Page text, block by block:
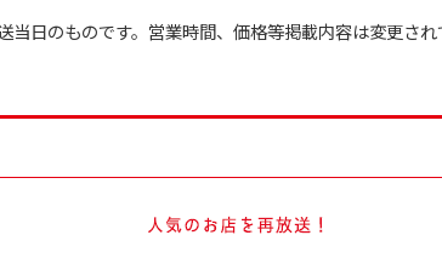
当日のものです。営業時間、価格等掲載内容は変更され